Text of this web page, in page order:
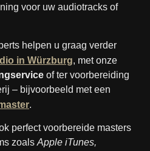
voor uw audiotracks of
helpen u graag verder
in Würzburg, met onze
of ter voorbereiding
– bijvoorbeeld met een
.
perfect voorbereide masters
zoals Apple iTunes,